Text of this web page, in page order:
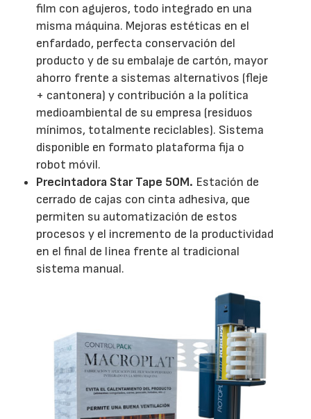
film con agujeros, todo integrado en una
misma máquina. Mejoras estéticas en el
enfardado, perfecta conservación del
producto y de su embalaje de cartón, mayor
ahorro frente a sistemas alternativos (fleje
+ cantonera) y contribución a la política
medioambiental de su empresa (residuos
mínimos, totalmente reciclables). Sistema
disponible en formato plataforma fija o
robot móvil.
Precintadora Star Tape 50M. Estación de
cerrado de cajas con cinta adhesiva, que
permiten su automatización de estos
procesos y el incremento de la productividad
en el final de linea frente al tradicional
sistema manual.